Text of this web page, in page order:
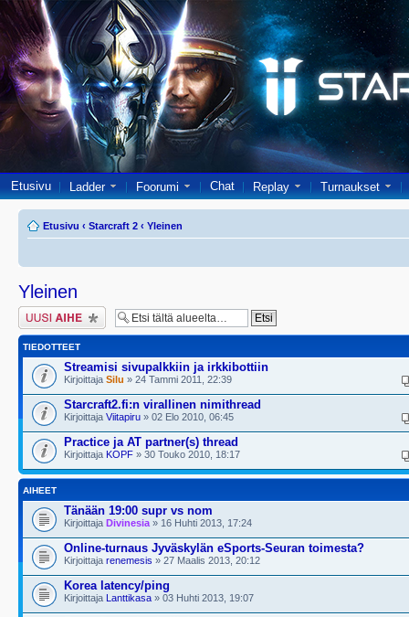
Etusivu Ladder Foorumi Chat Replay Turnaukset
Etusivu ‹ Starcraft 2 ‹ Yleinen
Yleinen
Lähetä uusi viesti
TIEDOTTEET
Streamisi sivupalkkiin ja irkkibottiin
Kirjoittaja Silu » 24 Tammi 2011, 22:39
Starcraft2.fi:n virallinen nimithread
Kirjoittaja Viitapiru » 02 Elo 2010, 06:45
Practice ja AT partner(s) thread
Kirjoittaja KOPF » 30 Touko 2010, 18:17
AIHEET
Tänään 19:00 supr vs nom
Kirjoittaja Divinesia » 16 Huhti 2013, 17:24
Online-turnaus Jyväskylän eSports-Seuran toimesta?
Kirjoittaja renemesis » 27 Maalis 2013, 20:12
Korea latency/ping
Kirjoittaja Lanttikasa » 03 Huhti 2013, 19:07